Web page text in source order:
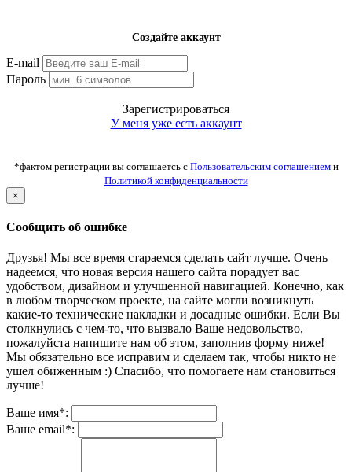
Создайте аккаунт
E-mail
Пароль
Зарегистрироваться
У меня уже есть аккаунт
*фактом регистрации вы соглашаетсь с Пользовательским соглашениеми
Политикой конфиденциальности
×
Сообщить об ошибке
Друзья! Мы все время стараемся сделать сайт лучше. Очень
надеемся, что новая версия нашего сайта порадует вас
удобством, дизайном и улучшенной навигацией. Конечно, как
в любом творческом проекте, на сайте могли возникнуть
какие-то технические накладки и досадные ошибки. Если Вы
столкнулись с чем-то, что вызвало Ваше недовольство,
пожалуйста напишите нам об этом, заполнив форму ниже!
Мы обязательно все исправим и сделаем так, чтобы никто не
ушел обиженным :) Спасибо, что помогаете нам становиться
лучше!
Ваше имя*:
Ваше email*: